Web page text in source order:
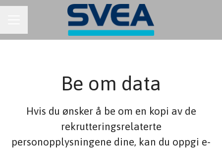
Be om data
Hvis du ønsker å be om en kopi av de
rekrutteringsrelaterte
personopplysningene dine, kan du oppgi e-